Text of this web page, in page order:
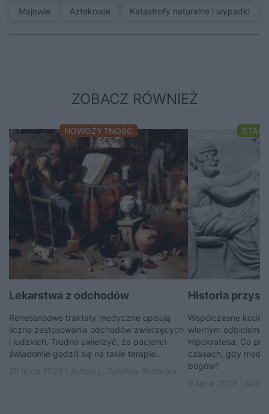
Majowie
Aztekowie Katastrofy naturalne i wypadki
ZOBACZ RÓWNIEŻ
NOWOŻYTNOŚĆ
Lekarstwa z odchodów
Renesansowe traktaty medyczne opisują
liczne zastosowania odchodów zwierzęcych
i ludzkich. Trudno uwierzyć, że pacjenci
świadomie godzili się na takie terapie…
Historia
Współczesne
wiernym odbiciem
Hipokratesa. Co
czasach, gdy
bogów?